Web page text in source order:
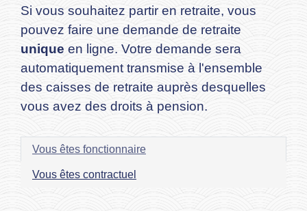
Si vous souhaitez partir en retraite, vous
pouvez faire une demande de retraite
unique en ligne. Votre demande sera
automatiquement transmise à l'ensemble
des caisses de retraite auprès desquelles
vous avez des droits à pension.
Vous êtes fonctionnaire
Vous êtes contractuel